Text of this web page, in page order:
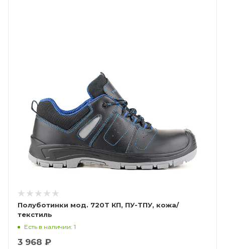
Полуботинки мод. 720Т КП, ПУ-ТПУ, кожа/
текстиль
Есть в наличии: 1
3 968 ₽